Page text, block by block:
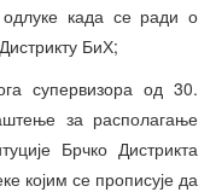
када се ради о
БиХ;
супервизора од 30.
за располагање
Брчко Дистрикта
којим се прописује да